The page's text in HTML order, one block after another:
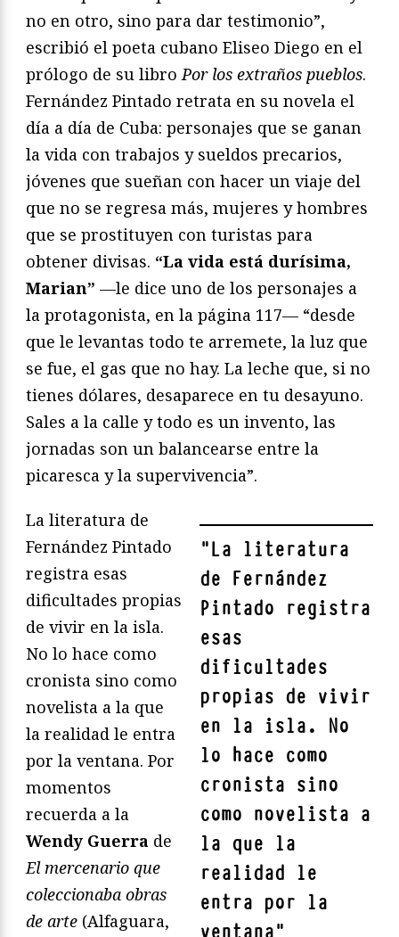
no en otro, sino para dar testimonio”,
escribió el poeta cubano Eliseo Diego en el
prólogo de su libroPor los extraños pueblos.
Fernández Pintado retrata en su novela el
día a día de Cuba: personajes que se ganan
la vida con trabajos y sueldos precarios,
jóvenes que sueñan con hacer un viaje del
que no se regresa más, mujeres y hombres
que se prostituyen con turistas para
obtener divisas. “La vida está durísima,
Marian” —le dice uno de los personajes a
la protagonista, en la página 117— “desde
que le levantas todo te arremete, la luz que
se fue, el gas que no hay. La leche que, si no
tienes dólares, desaparece en tu desayuno.
Sales a la calle y todo es un invento, las
jornadas son un balancearse entre la
picaresca y la supervivencia”.
"La literatura
de Fernández
Pintado registra
esas
dificultades
propias de vivir
en la isla. No
lo hace como
cronista sino
como novelista a
la que la
realidad le
entra por la
La literatura de
Fernández Pintado
registra esas
dificultades propias
de vivir en la isla.
No lo hace como
cronista sino como
novelista a la que
la realidad le entra
por la ventana. Por
momentos
recuerda a la
Wendy Guerra de
El mercenario que
coleccionaba obras
de arte (Alfaguara,